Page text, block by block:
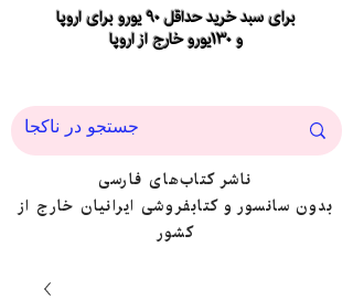
برای سبد خرید حداقل ۹۰ یورو برای اروپا
و ۱۳۰یورو خارج از اروپا
ناشر کتاب‌های فارسی
بدون سانسور و کتابفروشی ایرانیان خارج از
کشور